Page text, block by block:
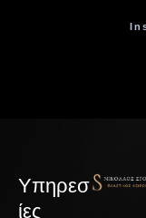
Υπηρεσ
ίες